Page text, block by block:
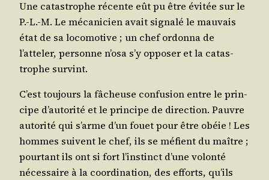
Une catas­trophe récente eût pu être évi­tée sur le
P.-L.-M. Le méca­ni­cien avait signa­lé le mau­vais
état de sa loco­mo­tive ; un chef ordon­na de
l’atteler, per­sonne n’osa s’y oppo­ser et la catas­
trophe survint.
C’est tou­jours la fâcheuse confu­sion entre le prin­
cipe d’autorité et le prin­cipe de direc­tion. Pauvre
auto­ri­té qui s’arme d’un fouet pour être obéie ! Les
hommes suivent le chef, ils se méfient du maître ;
pour­tant ils ont si fort l’instinct d’une volon­té
néces­saire à la coor­di­na­tion, des efforts, qu’ils